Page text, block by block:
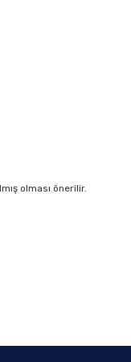
olması önerilir.